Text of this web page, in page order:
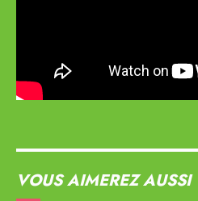
VOUS AIMEREZ AUSSI